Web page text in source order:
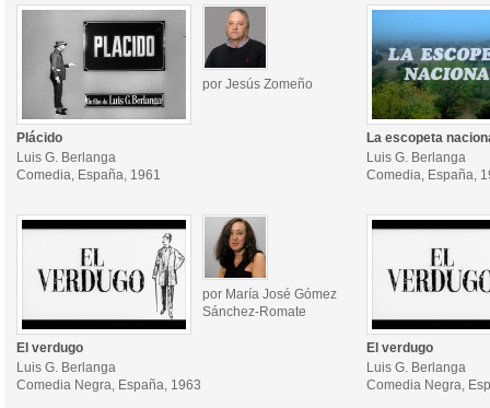
por Jesús Zomeño
Plácido
Luis G. Berlanga
Comedia, España, 1961
La escopeta
Luis G. Berlanga
Comedia, España,
por María José Gómez
Sánchez-Romate
El verdugo
Luis G. Berlanga
Comedia Negra, España, 1963
El verdugo
Luis G. Berlanga
Comedia Negra,